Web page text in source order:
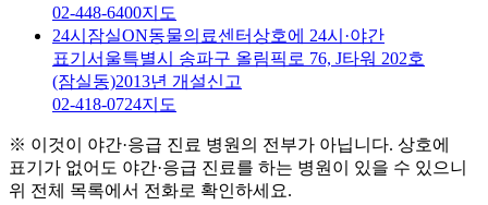
02-448-6400지도
24시잠실ON동물의료센터상호에 24시·야간
표기 서울특별시 송파구 올림픽로 76, J타워 202호
(잠실동)2013년 개설신고
02-418-0724지도
※ 이것이 야간·응급 진료 병원의 전부가 아닙니다. 상호에
표기가 없어도 야간·응급 진료를 하는 병원이 있을 수 있으니
위 전체 목록에서 전화로 확인하세요.